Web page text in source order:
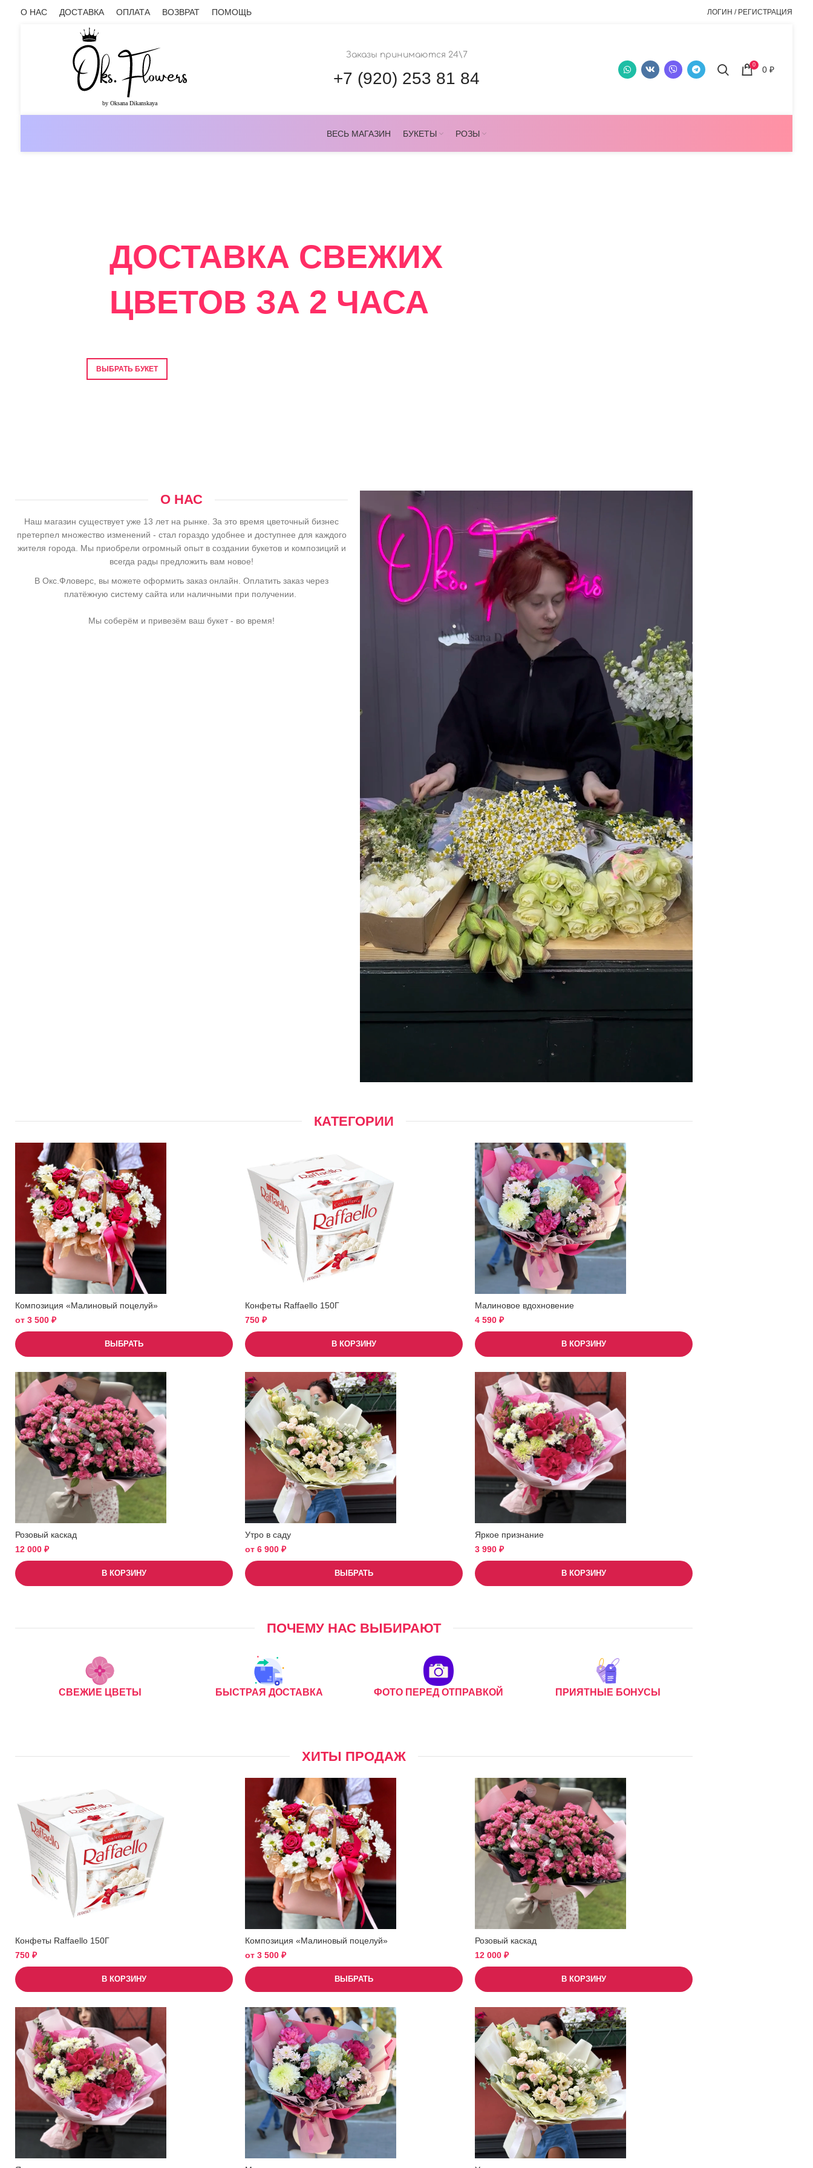
О НАС ДОСТАВКА ОПЛАТА ВОЗВРАТ ПОМОЩЬ ЛОГИН / РЕГИСТРАЦИЯ
Заказы принимаются 24\7
+7 (920) 253 81 84
0 0₽
ВЕСЬ МАГАЗИН БУКЕТЫ РОЗЫ
ДОСТАВКА СВЕЖИХ
ЦВЕТОВ ЗА 2 ЧАСА
ВЫБРАТЬ БУКЕТ
О НАС
Наш магазин существует уже 13 лет на рынке. За это время цветочный бизнес
претерпел множество изменений - стал гораздо удобнее и доступнее для каждого
жителя города. Мы приобрели огромный опыт в создании букетов и композиций и
всегда рады предложить вам новое!
В Окс.Фловерс, вы можете оформить заказ онлайн. Оплатить заказ через
платёжную систему сайта или наличными при получении.
Мы соберём и привезём ваш букет - во время!
КАТЕГОРИИ
Композиция «Малиновый поцелуй»
от 3 500 ₽
ВЫБРАТЬ
Конфеты Raffaello 150Г
750 ₽
В КОРЗИНУ
Малиновое вдохновение
4 590 ₽
В КОРЗИНУ
Розовый каскад
12 000 ₽
В КОРЗИНУ
Утро в саду
от 6 900 ₽
ВЫБРАТЬ
Яркое признание
3 990 ₽
В КОРЗИНУ
ПОЧЕМУ НАС ВЫБИРАЮТ
СВЕЖИЕ ЦВЕТЫ БЫСТРАЯ ДОСТАВКА ФОТО ПЕРЕД ОТПРАВКОЙ ПРИЯТНЫЕ БОНУСЫ
ХИТЫ ПРОДАЖ
Конфеты Raffaello 150Г
750 ₽
В КОРЗИНУ
Композиция «Малиновый поцелуй»
от 3 500 ₽
ВЫБРАТЬ
Розовый каскад
12 000 ₽
В КОРЗИНУ